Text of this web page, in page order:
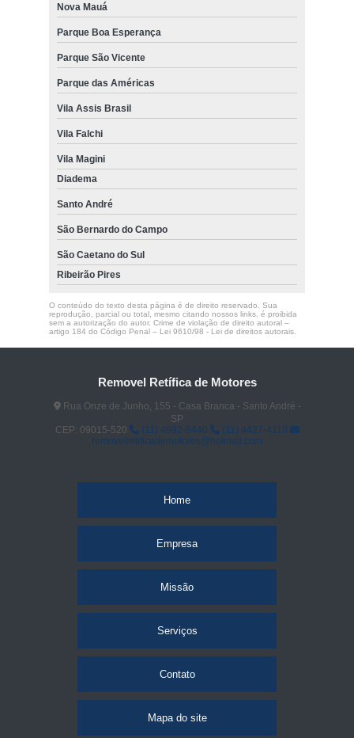
Nova Mauá
Parque Boa Esperança
Parque São Vicente
Parque das Américas
Vila Assis Brasil
Vila Falchi
Vila Magini
Diadema
Santo André
São Bernardo do Campo
São Caetano do Sul
Ribeirão Pires
O conteúdo do texto desta página é de direito reservado. Sua
reprodução, parcial ou total, mesmo citando nossos links, é proibida
sem a autorização do autor. Crime de violação de direito autoral –
artigo 184 do Código Penal – Lei 9610/98 - Lei de direitos autorais.
Removel Retífica de Motores
Rua Onze de Junho, 155 - Casa Branca - Santo André -
SP
CEP: 09015-520
(11) 4992-6440
(11) 4427-4110
removelretificademotores@hotmail.com
Home
Empresa
Missão
Serviços
Contato
Mapa do site